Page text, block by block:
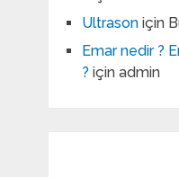
Ultrasoniçin
Emar nedir ?
? için admin